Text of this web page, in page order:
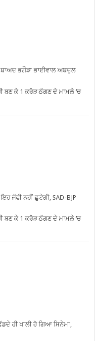
ਬਾਅਦ ਭਗੌੜਾ ਭਾਈਵਾਲ ਅਬਦੁਲ
ਬਣ ਕੇ 1 ਕਰੋੜ ਠੱਗਣ ਦੇ ਮਾਮਲੇ ‘ਚ
ਜੱਫੀ ਨਹੀਂ ਛੁਟੇਗੀ, SAD-BJP
ਬਣ ਕੇ 1 ਕਰੋੜ ਠੱਗਣ ਦੇ ਮਾਮਲੇ ‘ਚ
ਹੀ ਖਾਲੀ ਹੋ ਗਿਆ ਸਿਨੇਮਾ,